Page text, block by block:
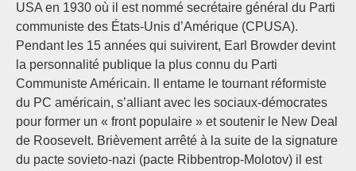
USA en 1930 où il est nommé secrétaire général du Parti
communiste des États-Unis d’Amérique (CPUSA).
Pendant les 15 années qui suivirent, Earl Browder devint
la personnalité publique la plus connu du Parti
Communiste Américain. Il entame le tournant réformiste
du PC américain, s’alliant avec les sociaux-démocrates
pour former un « front populaire » et soutenir le New Deal
de Roosevelt. Brièvement arrêté à la suite de la signature
du pacte sovieto-nazi (pacte Ribbentrop-Molotov) il est